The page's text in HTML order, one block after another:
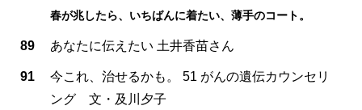
春が兆したら、いちばんに着たい、薄手のコート。
89 あなたに伝えたい 土井香苗さん
91
今これ、治せるかも。 51 がんの遺伝カウンセリ
ング 文・及川夕子